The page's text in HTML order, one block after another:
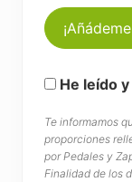
He leído
Te informamos
proporciones
por Pedales y
Finalidad de los